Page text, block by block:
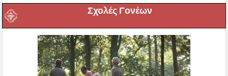
Σχολές Γονέων